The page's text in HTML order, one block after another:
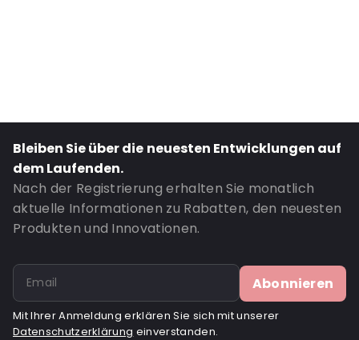
Bestell-ID: OT128BIO
Bleiben Sie über die neuesten Entwicklungen auf
dem Laufenden.
Nach der Registrierung erhalten Sie monatlich
aktuelle Informationen zu Rabatten, den neuesten
Produkten und Innovationen.
Abonnieren
Mit Ihrer Anmeldung erklären Sie sich mit unserer
Datenschutzerklärung einverstanden.